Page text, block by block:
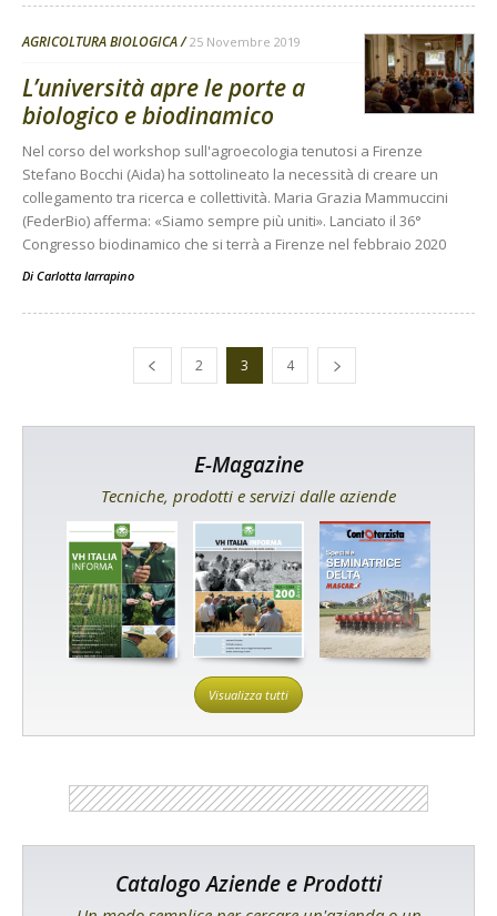
AGRICOLTURA BIOLOGICA 25 Novembre 2019
L’università apre le porte a
biologico e biodinamico
Nel corso del workshop sull'agroecologia tenutosi a Firenze
Stefano Bocchi (Aida) ha sottolineato la necessità di creare un
collegamento tra ricerca e collettività. Maria Grazia Mammuccini
(FederBio) afferma: «Siamo sempre più uniti». Lanciato il 36°
Congresso biodinamico che si terrà a Firenze nel febbraio 2020
Di Carlotta Iarrapino
2 3 4
E-Magazine
Tecniche, prodotti e servizi dalle aziende
Visualizza tutti
Catalogo Aziende e Prodotti